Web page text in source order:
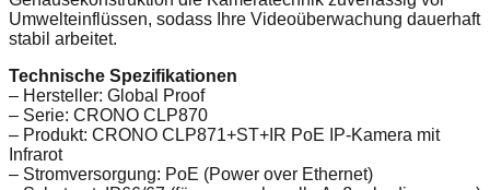
Umwelteinflüssen, sodass Ihre Videoüberwachung dauerhaft
stabil arbeitet.
Technische Spezifikationen
– Hersteller: Global Proof
– Serie: CRONO CLP870
– Produkt: CRONO CLP871+ST+IR PoE IP-Kamera mit
Infrarot
– Stromversorgung: PoE (Power over Ethernet)